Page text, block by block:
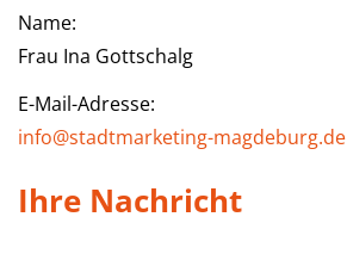
Name:
Frau Ina Gottschalg
E-Mail-Adresse:
info@stadtmarketing-magdeburg.de
Ihre Nachricht